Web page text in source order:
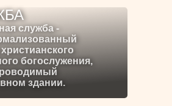
служба -
богослужения,
здании.